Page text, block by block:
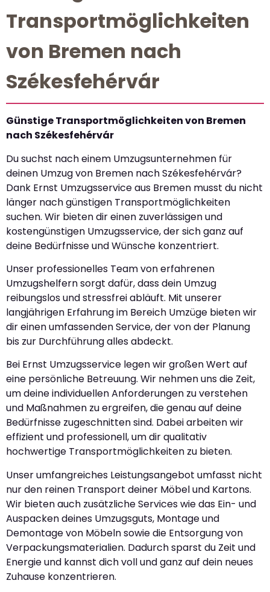
Transportmöglichkeiten
von Bremen nach
Székesfehérvár
Günstige Transportmöglichkeiten von Bremen
nach Székesfehérvár
Du suchst nach einem Umzugsunternehmen für
deinen Umzug von Bremen nach Székesfehérvár?
Dank Ernst Umzugsservice aus Bremen musst du nicht
länger nach günstigen Transportmöglichkeiten
suchen. Wir bieten dir einen zuverlässigen und
kostengünstigen Umzugsservice, der sich ganz auf
deine Bedürfnisse und Wünsche konzentriert.
Unser professionelles Team von erfahrenen
Umzugshelfern sorgt dafür, dass dein Umzug
reibungslos und stressfrei abläuft. Mit unserer
langjährigen Erfahrung im Bereich Umzüge bieten wir
dir einen umfassenden Service, der von der Planung
bis zur Durchführung alles abdeckt.
Bei Ernst Umzugsservice legen wir großen Wert auf
eine persönliche Betreuung. Wir nehmen uns die Zeit,
um deine individuellen Anforderungen zu verstehen
und Maßnahmen zu ergreifen, die genau auf deine
Bedürfnisse zugeschnitten sind. Dabei arbeiten wir
effizient und professionell, um dir qualitativ
hochwertige Transportmöglichkeiten zu bieten.
Unser umfangreiches Leistungsangebot umfasst nicht
nur den reinen Transport deiner Möbel und Kartons.
Wir bieten auch zusätzliche Services wie das Ein- und
Auspacken deines Umzugsguts, Montage und
Demontage von Möbeln sowie die Entsorgung von
Verpackungsmaterialien. Dadurch sparst du Zeit und
Energie und kannst dich voll und ganz auf dein neues
Zuhause konzentrieren.